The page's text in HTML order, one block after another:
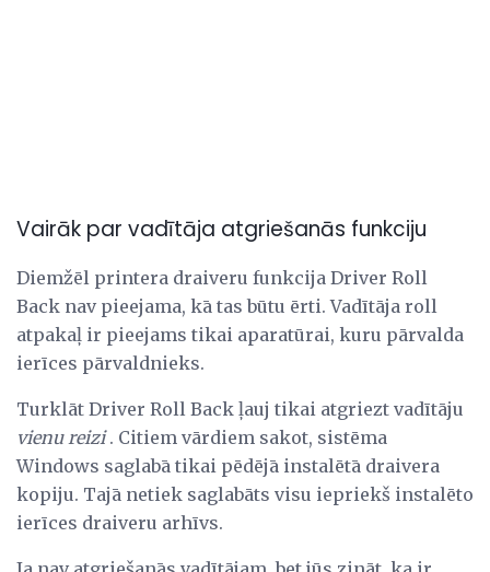
Vairāk par vadītāja atgriešanās funkciju
Diemžēl printera draiveru funkcija Driver Roll
Back nav pieejama, kā tas būtu ērti. Vadītāja roll
atpakaļ ir pieejams tikai aparatūrai, kuru pārvalda
ierīces pārvaldnieks.
Turklāt Driver Roll Back ļauj tikai atgriezt vadītāju
vienu reizi. Citiem vārdiem sakot, sistēma
Windows saglabā tikai pēdējā instalētā draivera
kopiju. Tajā netiek saglabāts visu iepriekš instalēto
ierīces draiveru arhīvs.